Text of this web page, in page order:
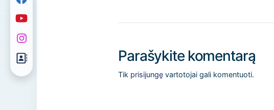
Parašykite komentarą
Tik prisijungę vartotojai gali komentuoti.